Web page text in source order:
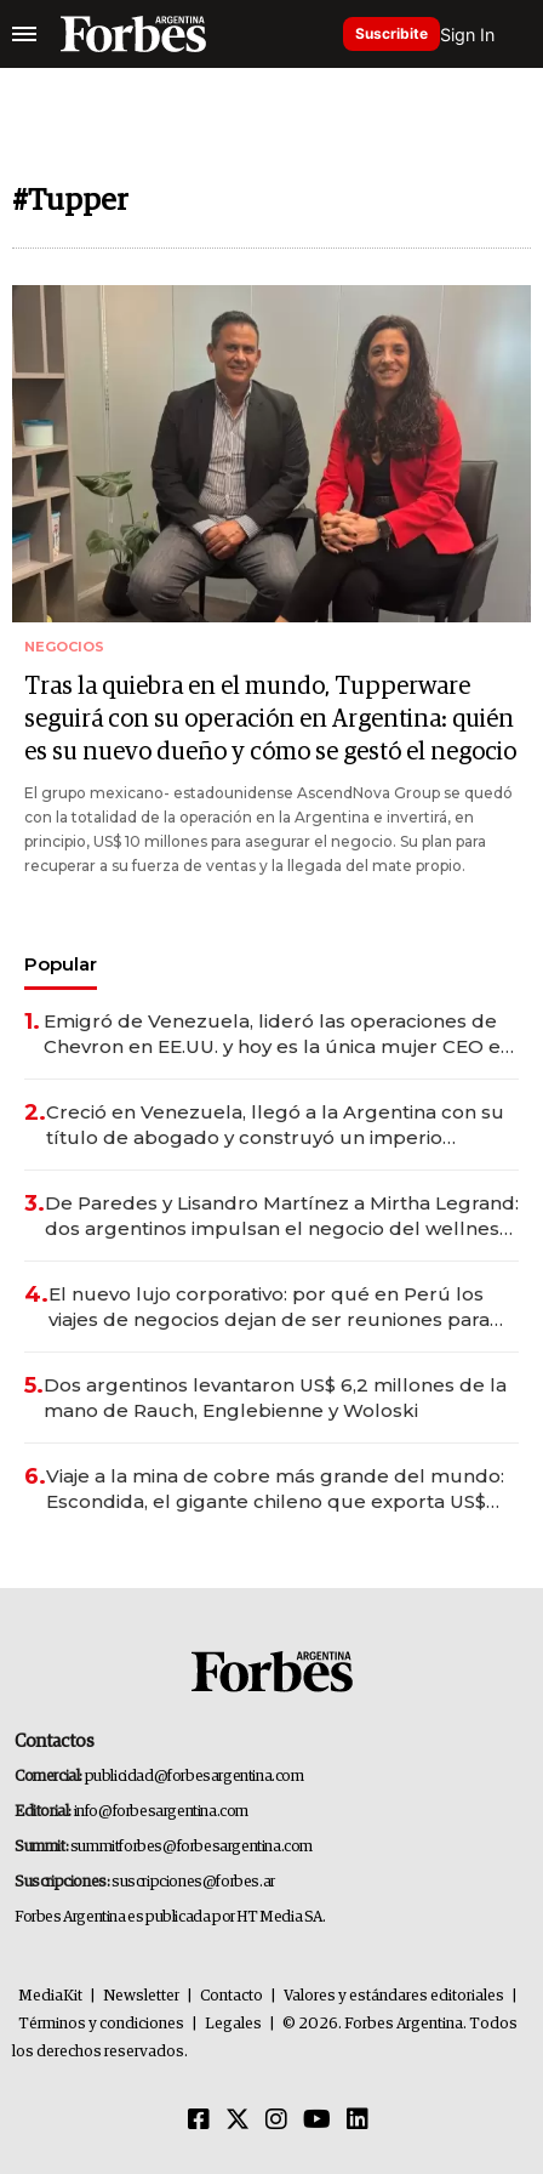
Suscribite Sign In
#Tupper
NEGOCIOS
Tras la quiebra en el mundo, Tupperware
seguirá con su operación en Argentina: quién
es su nuevo dueño y cómo se gestó el negocio
El grupo mexicano- estadounidense AscendNova Group se quedó
con la totalidad de la operación en la Argentina e invertirá, en
principio, US$ 10 millones para asegurar el negocio. Su plan para
recuperar a su fuerza de ventas y la llegada del mate propio.
Popular
1. Emigró de Venezuela, lideró las operaciones de
Chevron en EE.UU. y hoy es la única mujer CEO en
2.Creció en Venezuela, llegó a la Argentina con su
título de abogado y construyó un imperio
3.De Paredes y Lisandro Martínez a Mirtha Legrand:
dos argentinos impulsan el negocio del wellness
4.El nuevo lujo corporativo: por qué en Perú los
viajes de negocios dejan de ser reuniones para
5.Dos argentinos levantaron US$ 6,2 millones de la
mano de Rauch, Englebienne y Woloski
6.Viaje a la mina de cobre más grande del mundo:
Escondida, el gigante chileno que exporta US$
Contactos
Comercial:publicidad@forbesargentina.com
Editorial:info@forbesargentina.com
Summit:summitforbes@forbesargentina.com
Suscripciones:suscripciones@forbes.ar
Forbes Argentina es publicada por HT Media SA.
MediaKit Newsletter Contacto Valores y estándares editoriales
Términos y condiciones
Legales
© 2026. Forbes Argentina. Todos
los derechos reservados.